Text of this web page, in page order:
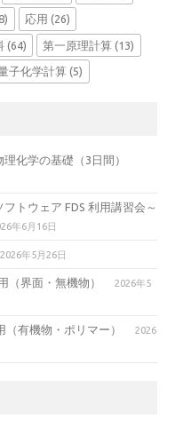
応用 (26)
(64) 第一原理計算 (13)
子化学計算 (5)
化学の基礎（3日間）
トウェア FDS 利用講習会～
年6月16日
2026年5月26日
（界面・無機物）
2026年5
（有機物・ポリマー）
2026